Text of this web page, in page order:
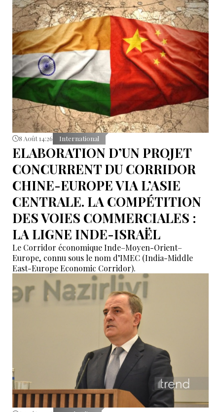
eurasiatique, tout en réaffirmant son rapprochement
avec l’Union européenne. Entre dépendance
économique à l’UEEA et ambitions européennes,
Erevan tente de maintenir un équilibre dont les
contradictions deviennent de plus en plus difficiles à
masquer.
8 Août 14:26 International
ELABORATION D’UN PROJET
CONCURRENT DU CORRIDOR
CHINE-EUROPE VIA L’ASIE
CENTRALE. LA COMPÉTITION
DES VOIES COMMERCIALES :
LA LIGNE INDE-ISRAËL
Le Corridor économique Inde–Moyen-Orient–
Europe, connu sous le nom d’IMEC (India-Middle
East-Europe Economic Corridor).